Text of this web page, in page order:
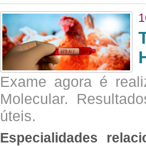
Exame agora é
Molecular.
úteis.
Especialidades